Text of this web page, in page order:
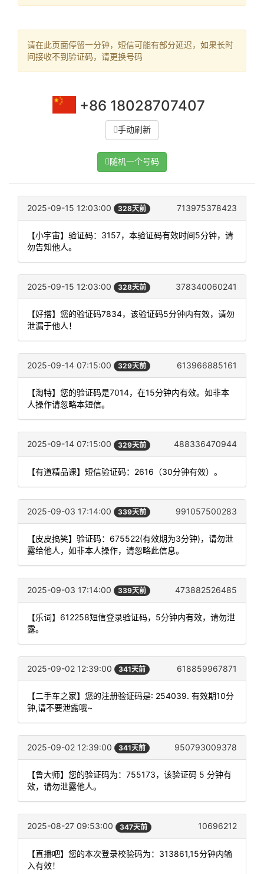
请在此页面停留一分钟，短信可能有部分延迟，如果长时
间接收不到验证码，请更换号码
+86 18028707407
手动刷新
随机一个号码
2025-09-15 12:03:00 328天前 713975378423
【小宇宙】验证码：3157，本验证码有效时间5分钟，请
勿告知他人。
2025-09-15 12:03:00 328天前 378340060241
【好搭】您的验证码7834，该验证码5分钟内有效，请勿
泄漏于他人！
2025-09-14 07:15:00 329天前 613966885161
【淘特】您的验证码是7014，在15分钟内有效。如非本
人操作请忽略本短信。
2025-09-14 07:15:00 329天前 488336470944
【有道精品课】短信验证码：2616（30分钟有效）。
2025-09-03 17:14:00 339天前 991057500283
【皮皮搞笑】验证码：675522(有效期为3分钟)，请勿泄
露给他人，如非本人操作，请忽略此信息。
2025-09-03 17:14:00 339天前 473882526485
【乐词】612258短信登录验证码，5分钟内有效，请勿泄
露。
2025-09-02 12:39:00 341天前 618859967871
【二手车之家】您的注册验证码是: 254039. 有效期10分
钟,请不要泄露哦~
2025-09-02 12:39:00 341天前 950793009378
【鲁大师】您的验证码为：755173，该验证码 5 分钟有
效，请勿泄露他人。
2025-08-27 09:53:00 347天前 10696212
【直播吧】您的本次登录校验码为：313861,15分钟内输
入有效！